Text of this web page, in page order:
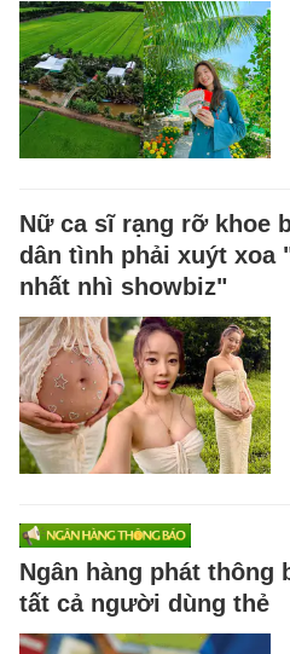
Nữ ca sĩ rạng rỡ khoe
dân tình phải xuýt xoa
nhất nhì showbiz"
Ngân hàng phát thông
tất cả người dùng thẻ